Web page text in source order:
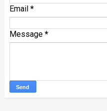
Email *
Message *